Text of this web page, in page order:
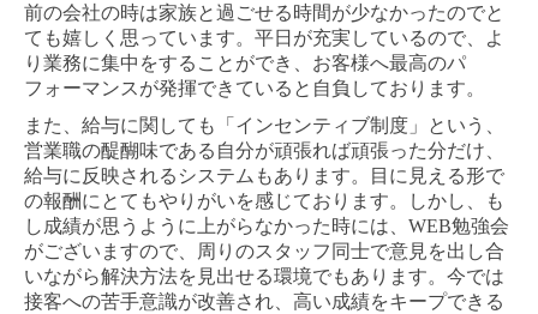
前の会社の時は家族と過ごせる時間が少なかったのでと
ても嬉しく思っています。平日が充実しているので、よ
り業務に集中をすることができ、お客様へ最高のパ
フォーマンスが発揮できていると自負しております。
また、給与に関しても「インセンティブ制度」という、
営業職の醍醐味である自分が頑張れば頑張った分だけ、
給与に反映されるシステムもあります。目に見える形で
の報酬にとてもやりがいを感じております。しかし、も
し成績が思うように上がらなかった時には、 WEB勉強会
がございますので、周りのスタッフ同士で意見を出し合
いながら解決方法を見出せる環境でもあります。今では
接客への苦手意識が改善され、高い成績をキープできる